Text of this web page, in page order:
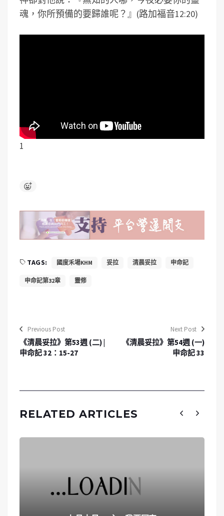
魂，你所預備的要歸誰呢？』(路加福音12:20)
1
TAGS: 國度禾場KHM 妥拉 清晨妥拉 申命記
申命記第32章 靈修
Previous Post
《清晨妥拉》第53週 (二) |
申命記 32：15-27
Next Post
《清晨妥拉》第54週 (一)
申命記 33
RELATED ARTICLES